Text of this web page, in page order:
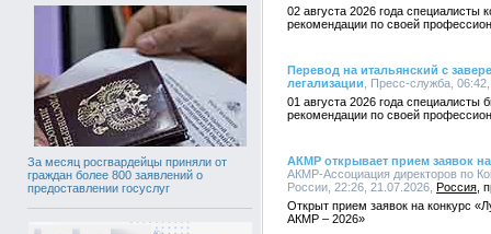
За месяц росгвардейцы приняли от
граждан более 800 заявлений о
предоставлении госуслуг
02 августа 2026 года специалисты
рекомендации по своей
Перевод на итальянский с
легализации , Пресс-служба,
01 августа 2026 года специалисты
рекомендации по своей
АКМР открывает прием заявок
АКМР-Ассоциация директоров по
России, 22:26, 21.07.2026, Россия
Открыт прием заявок на конкурс
АКМР – 2026»